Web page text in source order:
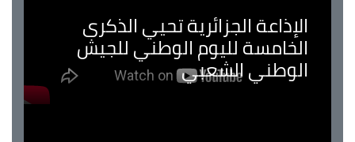
الإذاعة الجزائرية تحيي الذكرى
الخامسة لليوم الوطني للجيش
الوطني الشعبي